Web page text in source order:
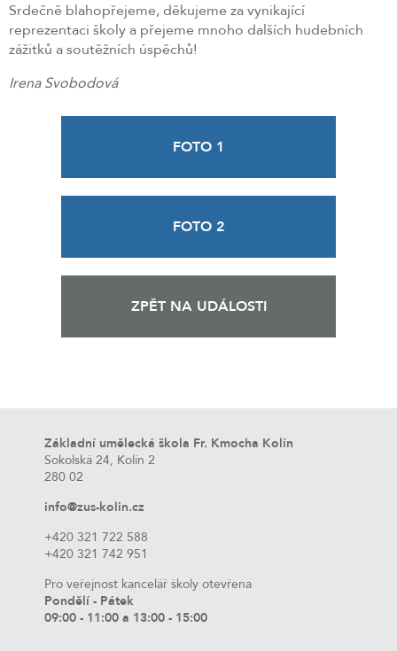
Srdečně blahopřejeme, děkujeme za vynikající
reprezentaci školy a přejeme mnoho dalších hudebních
zážitků a soutěžních úspěchů!
Irena Svobodová
FOTO 1
FOTO 2
ZPĚT NA UDÁLOSTI
Základní umělecká škola Fr. Kmocha Kolín
Sokolská 24, Kolín 2
280 02
info@zus-kolin.cz
+420 321 722 588
+420 321 742 951
Pro veřejnost kancelář školy otevřena
Pondělí - Pátek
09:00 - 11:00 a 13:00 - 15:00